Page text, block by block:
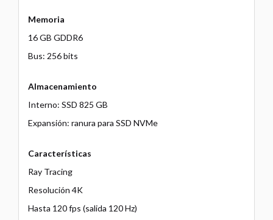
Memoria
16 GB GDDR6
Bus: 256 bits
Almacenamiento
Interno: SSD 825 GB
Expansión: ranura para SSD NVMe
Características
Ray Tracing
Resolución 4K
Hasta 120 fps (salida 120 Hz)